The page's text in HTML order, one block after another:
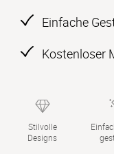
Einfache
Kostenloser
Stilvolle
Designs